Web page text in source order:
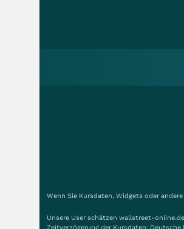
Wenn Sie Kursdaten, Widgets oder
Unsere User schätzen wallstreet-